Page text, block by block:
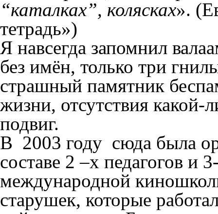
“каталках”, колясках».
тетрадь»)
Я навсегда запомнил
без имён, только три
страшный памятник
жизни, отсутствия какой-
подвиг.
В 2003 году сюда была
составе 2 –х педагогов и
международной
старушек, которые